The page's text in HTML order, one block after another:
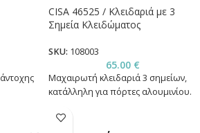
CISA 46525 / Κλειδαριά με 3
Σημεία Κλειδώματος
SKU: 108003
65.00 €
Μαχαιρωτή κλειδαριά 3 σημείων,
κατάλληλη για πόρτες αλουμινίου.